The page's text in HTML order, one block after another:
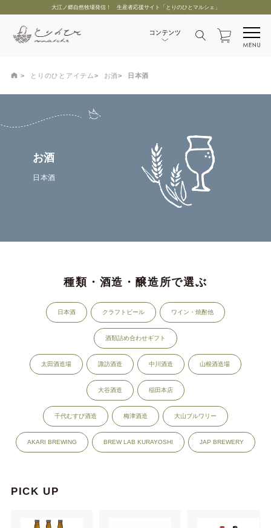
大江ノ郷自然牧場発信！ 生産者応援サイト「とりのひとマルシェ」
とりのひとアイテム お酒 日本酒
お酒
日本酒
種類・酒造・醸造所で選ぶ
日本酒 クラフトビール ワイン・焼酎他
酒類詰め合わせギフト
太田酒造場 諏訪酒造 中川酒造 山根酒造場
大谷酒造 稲田本店
千代むすび酒造 梅津酒造 大山ブルワリー
AKARI BREWING BREW LAB KURAYOSHI JAP BREWERY
PICK UP